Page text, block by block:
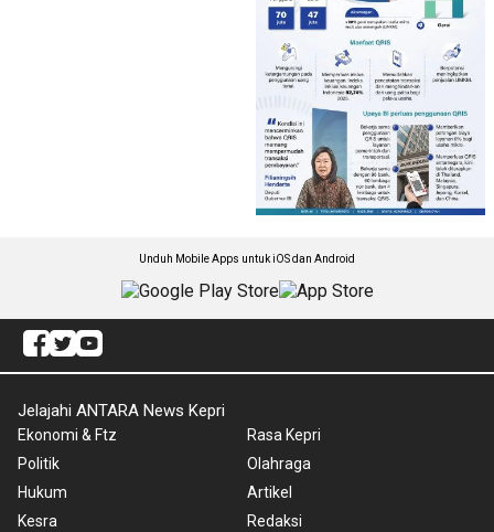
Unduh Mobile Apps untuk iOS dan Android
Jelajahi ANTARA News Kepri
Ekonomi & Ftz
Politik
Hukum
Kesra
Rasa Kepri
Olahraga
Artikel
Redaksi